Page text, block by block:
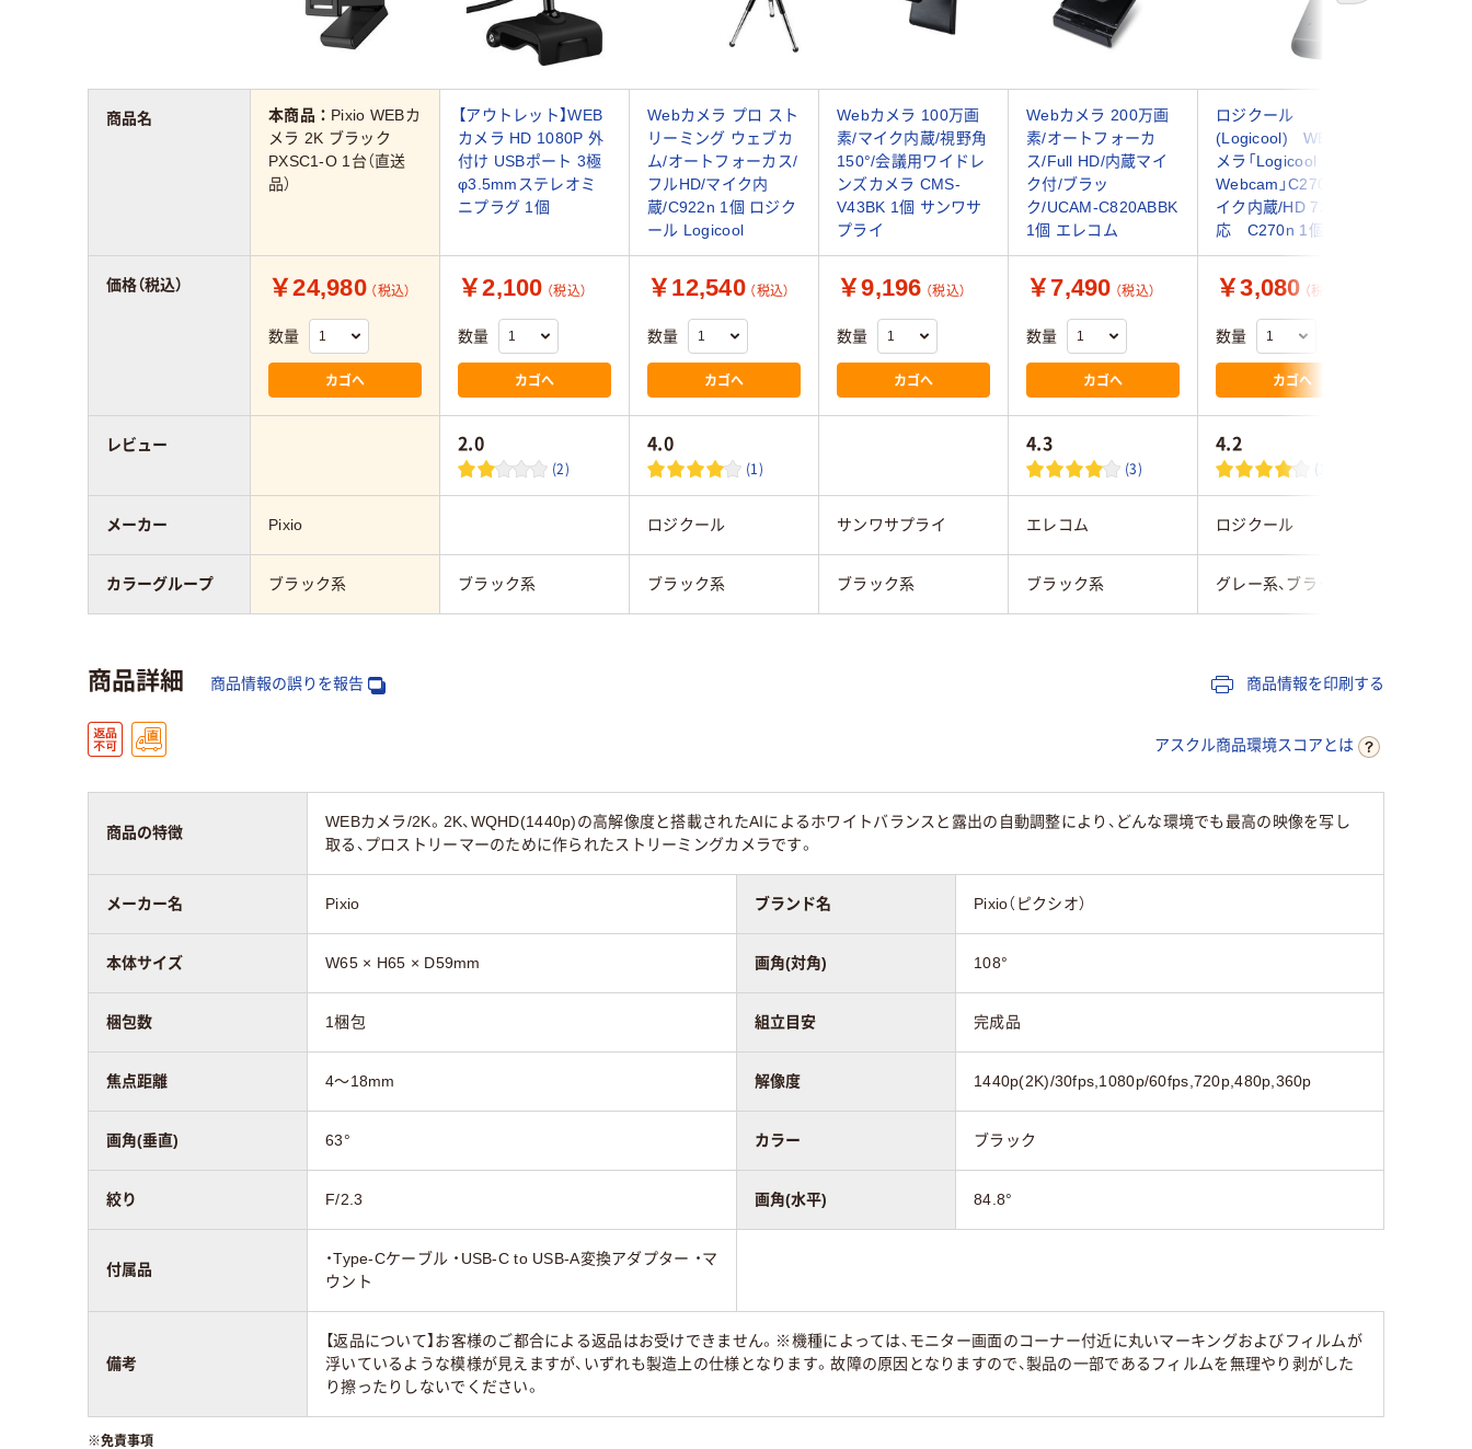
本商品： Pixio WEBカ
メラ 2K ブラック
PXSC1-O 1台（直送
品）
【アウトレット】WEB
カメラ HD 1080P 外
付け USBポート 3極
φ3.5mmステレオミ
ニプラグ 1個
Webカメラ プロ スト
リーミング ウェブカ
ム/オートフォーカス/
フルHD/マイク内
蔵/C922n 1個 ロジク
ール Logicool
Webカメラ 100万画
素/マイク内蔵/視野角
150°/会議用ワイドレ
ンズカメラ CMS-
V43BK 1個 サンワサ
プライ
Webカメラ 200万画
素/オートフォーカ
ス/Full HD/内蔵マイ
ク付/ブラッ
ク/UCAM-C820ABBK
1個 エレコム
ロジクール
(Logicool) WEBカ
メラ「Logicool HD
Webcam」C270n マ
イク内蔵/HD 720p対
応 C270n 1個
￥24,980 （税込）
数量
カゴへ
￥2,100 （税込）
数量
カゴへ
￥12,540 （税込）
数量
カゴへ
￥9,196 （税込）
数量
カゴへ
￥7,490 （税込）
数量
カゴへ
￥3,080 （税込）
数量
カゴへ
2.0
(2)
4.0
(1)
4.3
(3)
4.2
(12)
Pixio ロジクール サンワサプライ エレコム ロジクール
ブラック系 ブラック系 ブラック系 ブラック系 ブラック系 グレー系、ブラック系
商品名
価格（税込）
レビュー
メーカー
カラーグループ
商品詳細 商品情報の誤りを報告 商品情報を印刷する
アスクル商品環境スコアとは
商品の特徴
WEBカメラ/2K。2K、WQHD(1440p)の高解像度と搭載されたAIによるホワイトバランスと露出の自動調整により、どんな環境でも最高の映像を写し
取る、プロストリーマーのために作られたストリーミングカメラです。
メーカー名 Pixio ブランド名 Pixio（ピクシオ）
本体サイズ W65 × H65 × D59mm 画角(対角) 108°
梱包数 1梱包 組立目安 完成品
焦点距離 4～18mm 解像度 1440p(2K)/30fps,1080p/60fps,720p,480p,360p
画角(垂直) 63° カラー ブラック
絞り F/2.3 画角(水平) 84.8°
付属品
・Type-Cケーブル ・USB-C to USB-A変換アダプター ・マ
ウント
備考
【返品について】お客様のご都合による返品はお受けできません。※機種によっては、モニター画面のコーナー付近に丸いマーキングおよびフィルムが
浮いているような模様が見えますが、いずれも製造上の仕様となります。故障の原因となりますので、製品の一部であるフィルムを無理やり剥がした
り擦ったりしないでください。
※免責事項